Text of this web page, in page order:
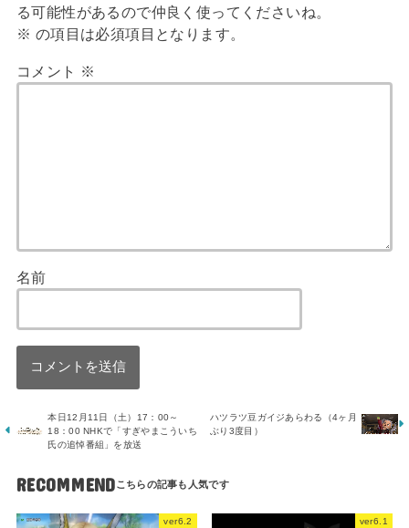
る可能性があるので仲良く使ってくださいね。
※ の項目は必須項目となります。
コメント ※
名前
本日12月11日（土）17：00～
18：00 NHKで「すぎやまこういち
氏の追悼番組」を放送
ハツラツ豆ガイジあらわる（4ヶ月
ぶり3度目）
RECOMMEND
ver6.2 ver6.1